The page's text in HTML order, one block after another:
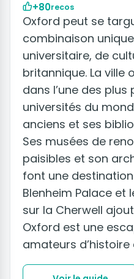
+80recos
Oxford peut se
combinaison
universitaire, de
britannique. La ville
dans l’une des plus
universités du
anciens et ses
Ses musées de
paisibles et son
font une
Blenheim Palace et
sur la Cherwell
Oxford est une
amateurs